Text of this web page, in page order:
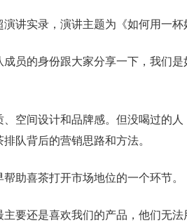
讲实录，演讲主题为《如何用一杯
员的身份跟大家分享一下，我们
空间设计和品牌感。但没喝过的人
队背后的营销思路和方法。
助喜茶打开市场地位的一个环节。
要还是喜欢我们的产品，他们无